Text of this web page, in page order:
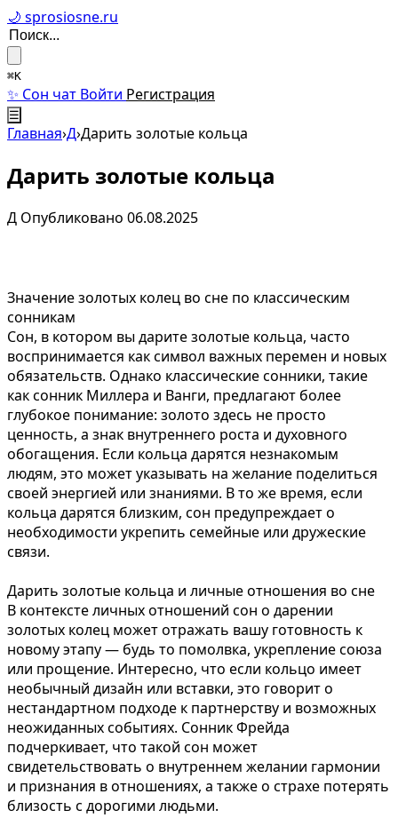
🌙 sprosiosne.ru
⌘K
✨ Сон чат Войти Регистрация
☰
Главная›Д›Дарить золотые кольца
Дарить золотые кольца
Д Опубликовано 06.08.2025
Значение золотых колец во сне по классическим
сонникам
Сон, в котором вы дарите золотые кольца, часто
воспринимается как символ важных перемен и новых
обязательств. Однако классические сонники, такие
как сонник Миллера и Ванги, предлагают более
глубокое понимание: золото здесь не просто
ценность, а знак внутреннего роста и духовного
обогащения. Если кольца дарятся незнакомым
людям, это может указывать на желание поделиться
своей энергией или знаниями. В то же время, если
кольца дарятся близким, сон предупреждает о
необходимости укрепить семейные или дружеские
связи.
Дарить золотые кольца и личные отношения во сне
В контексте личных отношений сон о дарении
золотых колец может отражать вашу готовность к
новому этапу — будь то помолвка, укрепление союза
или прощение. Интересно, что если кольцо имеет
необычный дизайн или вставки, это говорит о
нестандартном подходе к партнерству и возможных
неожиданных событиях. Сонник Фрейда
подчеркивает, что такой сон может
свидетельствовать о внутреннем желании гармонии
и признания в отношениях, а также о страхе потерять
близость с дорогими людьми.